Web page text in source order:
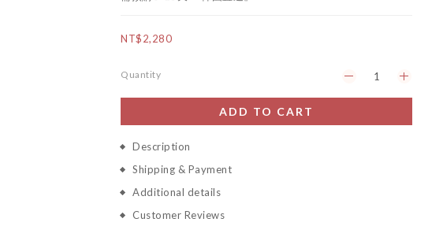
NT$2,280
Quantity
ADD TO CART
Description
Shipping & Payment
Additional details
Customer Reviews